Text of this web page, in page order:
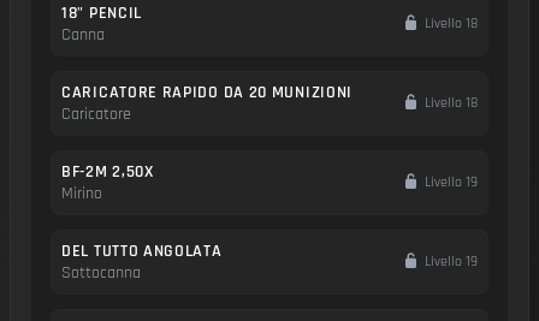
18" PENCIL
Canna
Livello 18
CARICATORE RAPIDO DA 20 MUNIZIONI
Caricatore
Livello 18
BF-2M 2,50X
Mirino
Livello 19
DEL TUTTO ANGOLATA
Sottocanna
Livello 19